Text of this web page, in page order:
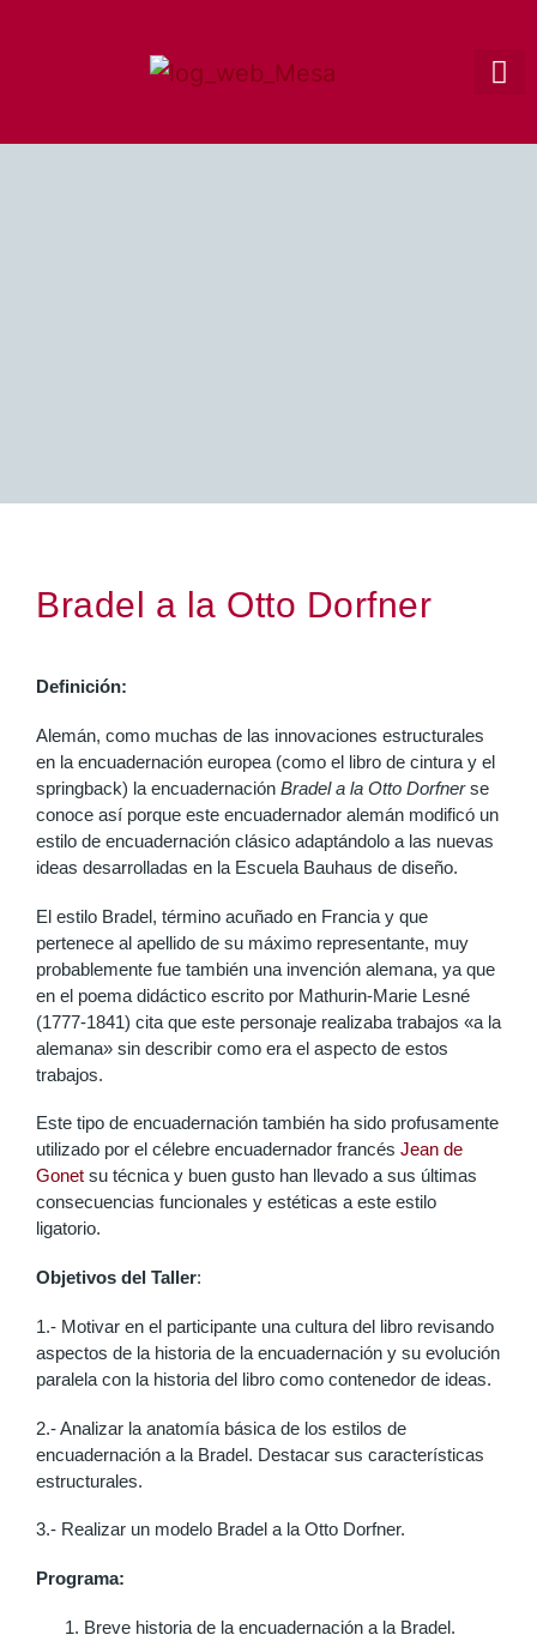
Bradel a la Otto Dorfner
Definición:
Alemán, como muchas de las innovaciones estructurales
en la encuadernación europea (como el libro de cintura y el
springback) la encuadernación Bradel a la Otto Dorfnerse
conoce así porque este encuadernador alemán modificó un
estilo de encuadernación clásico adaptándolo a las nuevas
ideas desarrolladas en la Escuela Bauhaus de diseño.
El estilo Bradel, término acuñado en Francia y que
pertenece al apellido de su máximo representante, muy
probablemente fue también una invención alemana, ya que
en el poema didáctico escrito por Mathurin-Marie Lesné
(1777-1841) cita que este personaje realizaba trabajos «a la
alemana» sin describir como era el aspecto de estos
trabajos.
Este tipo de encuadernación también ha sido profusamente
utilizado por el célebre encuadernador francés Jean de
Gonet su técnica y buen gusto han llevado a sus últimas
consecuencias funcionales y estéticas a este estilo
ligatorio.
Objetivos del Taller:
1.- Motivar en el participante una cultura del libro revisando
aspectos de la historia de la encuadernación y su evolución
paralela con la historia del libro como contenedor de ideas.
2.- Analizar la anatomía básica de los estilos de
encuadernación a la Bradel. Destacar sus características
estructurales.
3.- Realizar un modelo Bradel a la Otto Dorfner.
Programa:
Breve historia de la encuadernación a la Bradel.